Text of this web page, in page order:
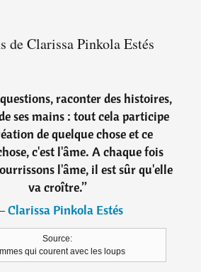
de Clarissa Pinkola Estés
raconter des histoires,
ses mains : tout cela participe
de quelque chose et ce
c'est l'âme. A chaque fois
l'âme, il est sûr qu'elle
va croître.”
Clarissa Pinkola Estés
Source:
qui courent avec les loups